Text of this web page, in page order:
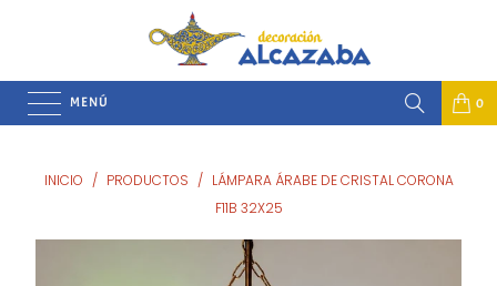
MENÚ 0
INICIO / PRODUCTOS / LÁMPARA ÁRABE DE CRISTAL CORONA
F11B 32X25